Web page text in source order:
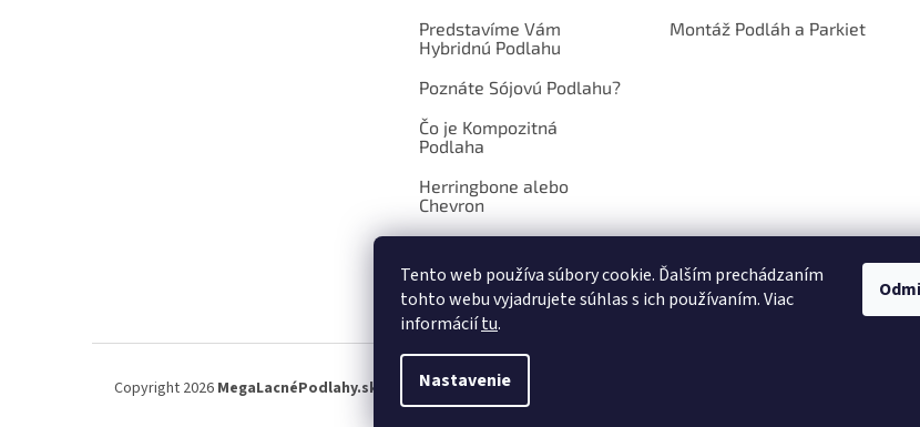
Tento web používa súbory cookie. Ďalším prechádzaním
tohto webu vyjadrujete súhlas s ich používaním. Viac
informáciítu.
Nastavenie
Predstavíme Vám
Hybridnú Podlahu
Poznáte Sójovú Podlahu?
Čo je Kompozitná
Podlaha
Herringbone alebo
Chevron
Montáž Podláh a Parkiet
OBCHODNÉ PODMIENKY PODMIENKY OCHRANY OSOBNÝCH ÚDAJOV
Copyright 2026 MegaLacnéPodlahy.sk . Všetky práva vyhradené.